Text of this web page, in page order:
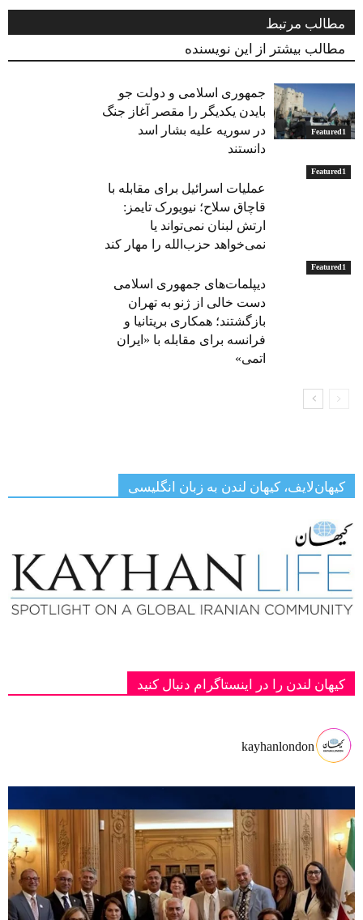
مطالب مرتبط
مطالب بیشتر از این نویسنده
Featured1
جمهوری اسلامی و دولت جو
بایدن یکدیگر را مقصر آغاز جنگ
در سوریه علیه بشار اسد
دانستند
Featured1
عملیات اسرائیل برای مقابله با
قاچاق سلاح؛ نیویورک تایمز:
ارتش لبنان نمی‌تواند یا
نمی‌خواهد حزب‌الله را مهار کند
Featured1
دیپلمات‌های جمهوری اسلامی
دست خالی از ژنو به تهران
بازگشتند؛ همکاری بریتانیا و
فرانسه برای مقابله با «ایران
اتمی»
کیهان‌لایف، کیهان لندن به زبان انگلیسی
کیهان لندن را در اینستاگرام دنبال کنید
kayhanlondon